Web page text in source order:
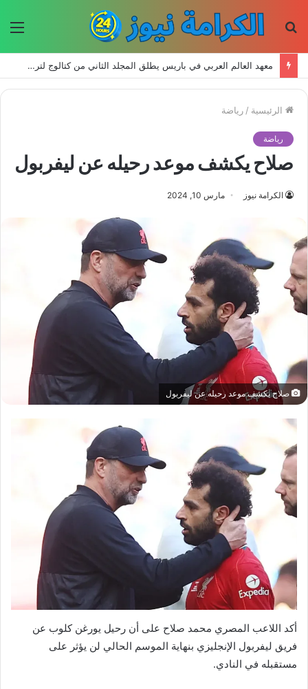
معهد العالم العربي في باريس يطلق المجلد الثاني من كتالوج لترجمة الفكر العربي إلى الفرنسية
الرئيسية / رياضة
رياضة
صلاح يكشف موعد رحيله عن ليفربول
الكرامة نيوز مارس 10, 2024
صلاح يكشف موعد رحيله عن ليفربول
أكد اللاعب المصري محمد صلاح على أن رحيل يورغن كلوب عن
فريق ليفربول الإنجليزي بنهاية الموسم الحالي لن يؤثر على
مستقبله في النادي.